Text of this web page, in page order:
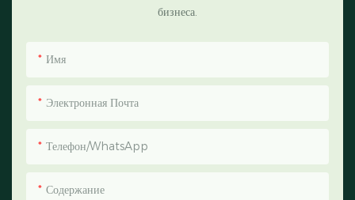
бизнеса.
Имя
Электронная Почта
Телефон/WhatsApp
Содержание